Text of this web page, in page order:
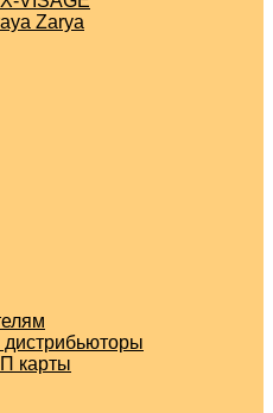
Zarya
карты